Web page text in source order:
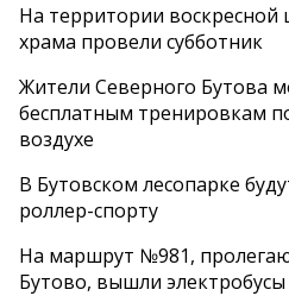
На территории
храма провели субботник
Жители Северного Бутова
бесплатным тренировкам
воздухе
В Бутовском лесопарке
роллер-спорту
На маршрут №981,
Бутово, вышли